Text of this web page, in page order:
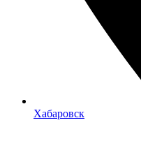
Хабаровск